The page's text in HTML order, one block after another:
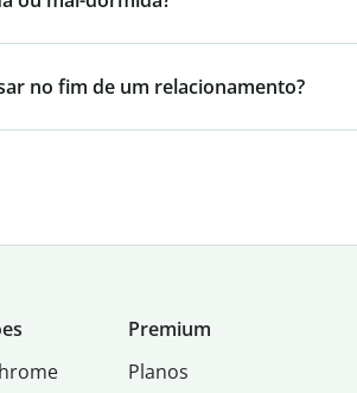
no fim de um relacionamento?
Premium
Planos